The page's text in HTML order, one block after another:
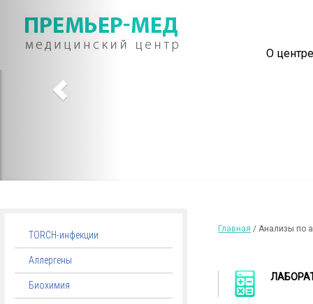
О центре
TORCH-инфекции
Аллергены
Биохимия
Главная / Анализы по